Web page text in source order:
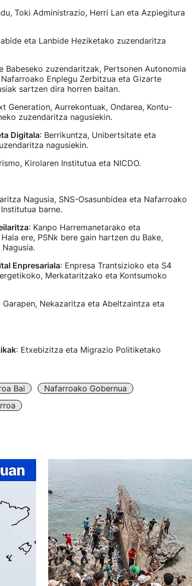
Toki Administrazio, Herri Lan eta Azpiegitura
eta Lanbide Heziketako zuzendaritza
Babeseko zuzendaritzak, Pertsonen Autonomia
Enplegu Zerbitzua eta Gizarte
sartzen dira horren baitan.
Generation, Aurrekontuak, Ondarea, Kontu-
zuzendaritza nagusiekin.
Digitala: Berrikuntza, Unibertsitate eta
nagusiekin.
Kirolaren Institutua eta NICDO.
Nagusia, SNS-Osasunbidea eta Nafarroako
barne.
: Kanpo Harremanetarako eta
ere, PSNk bere gain hartzen du Bake,
Enpresariala: Enpresa Trantsizioko eta S4
Merkataritzako eta Kontsumoko
Garapen, Nekazaritza eta Abeltzaintza eta
: Etxebizitza eta Migrazio Politiketako
Bai
Nafarroako Gobernua